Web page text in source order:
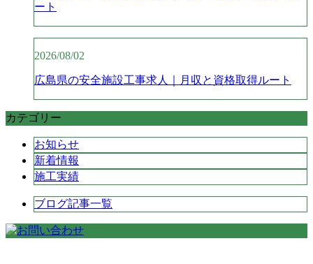
ート
2026/08/02
広島県の安全施設工事求人｜月収と資格取得ルート
カテゴリー
お知らせ
新着情報
施工実績
ブログ記事一覧